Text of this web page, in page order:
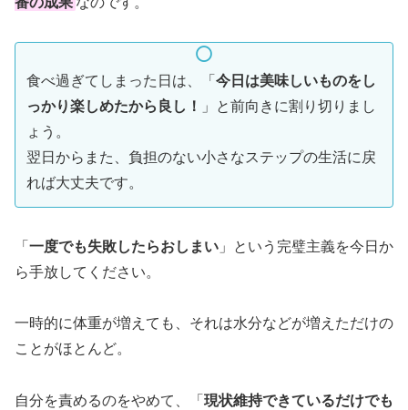
食べ過ぎてしまった日は、「 今日は美味しいものをし
っかり楽しめたから良し！
」と前向きに割り切りまし
ょう。
翌日からまた、負担のない小さなステップの生活に戻
れば大丈夫です。
「 一度でも失敗したらおしまい 」という完璧主義を今日か
ら手放してください。
一時的に体重が増えても、それは水分などが増えただけの
ことがほとんど。
自分を責めるのをやめて、「 現状維持できているだけでも